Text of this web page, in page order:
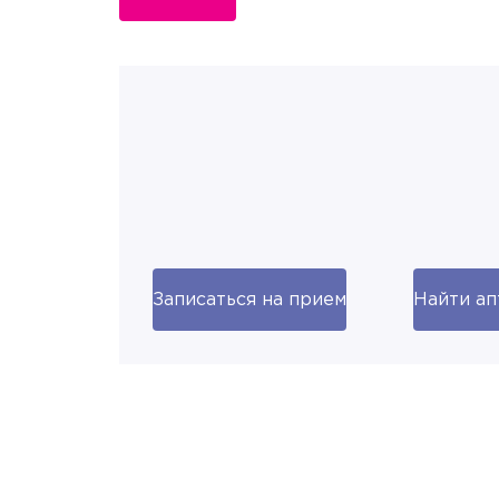
Записаться на прием Найти